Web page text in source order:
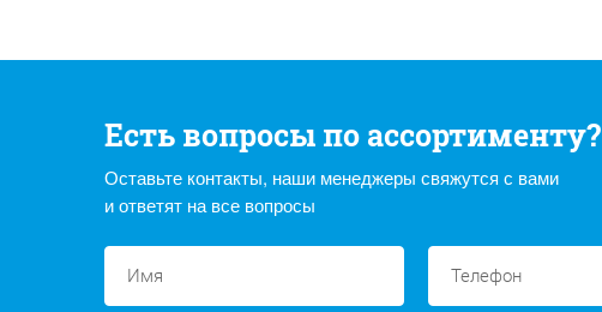
Есть вопросы по ассортименту?
Оставьте контакты, наши менеджеры свяжутся с вами
и ответят на все вопросы